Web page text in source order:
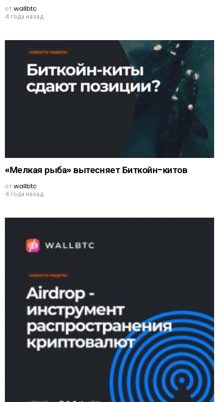
отwallbtc
4 года назад
«Мелкая рыба» вытесняет Биткойн-китов
отwallbtc
4 года назад